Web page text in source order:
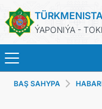
ÝAPONIÝA -
BAŞ SAHYPA